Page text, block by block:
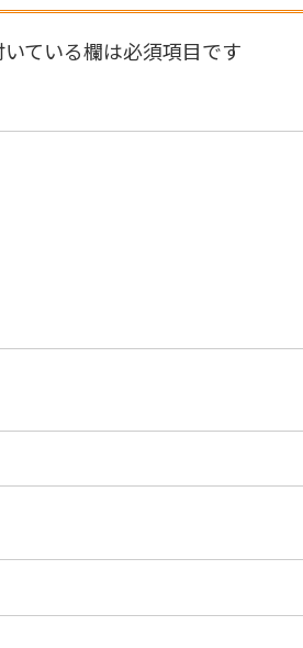
いている欄は必須項目です